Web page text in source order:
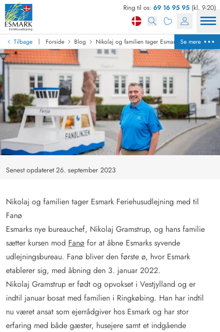
Ring til os: 69 16 95 95 (kl. 9-20)
Tilbage | Forside Blog Nikolaj og familien tager Esmark Se mere
Senest opdateret 26. september 2023
Nikolaj og familien tager Esmark Feriehusudlejning med til
Fanø
Esmarks nye bureauchef, Nikolaj Gramstrup, og hans familie
sætter kursen mod Fanø for at åbne Esmarks syvende
udlejningsbureau. Fanø bliver den første ø, hvor Esmark
etablerer sig, med åbning den 3. januar 2022.
Nikolaj Gramstrup er født og opvokset i Vestjylland og er
indtil januar bosat med familien i Ringkøbing. Han har indtil
nu været ansat som ejerrådgiver hos Esmark og har stor
erfaring med både gæster, husejere samt et indgående